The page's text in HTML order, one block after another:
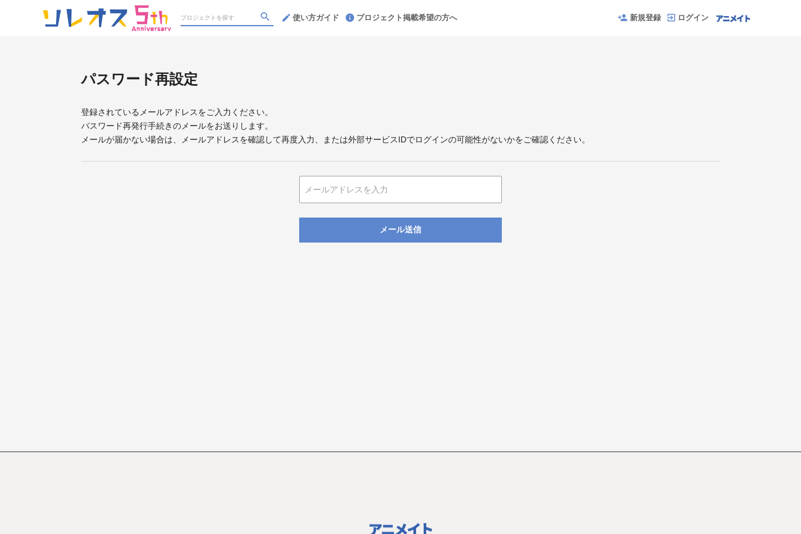
使い方ガイド プロジェクト掲載希望の方へ 新規登録 ログイン
パスワード再設定
登録されているメールアドレスをご入力ください。
パスワード再発行手続きのメールをお送りします。
メールが届かない場合は、メールアドレスを確認して再度入力、または外部サービスIDでログインの可能性がないかをご確認ください。
メール送信